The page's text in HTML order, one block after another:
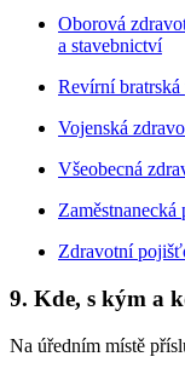
Oborová
a stavebnictví
Revírní
Vojenská
Všeobecná
Zdravotní
9. Kde, s kým a
Na úředním místě